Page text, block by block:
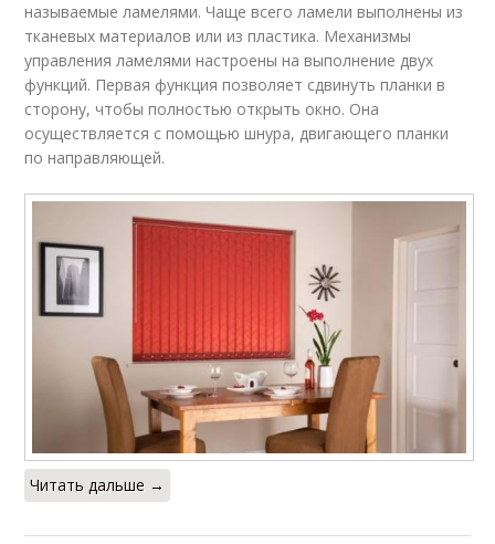
называемые ламелями. Чаще всего ламели выполнены из
тканевых материалов или из пластика. Механизмы
управления ламелями настроены на выполнение двух
функций. Первая функция позволяет сдвинуть планки в
сторону, чтобы полностью открыть окно. Она
осуществляется с помощью шнура, двигающего планки
по направляющей.
Читать дальше →